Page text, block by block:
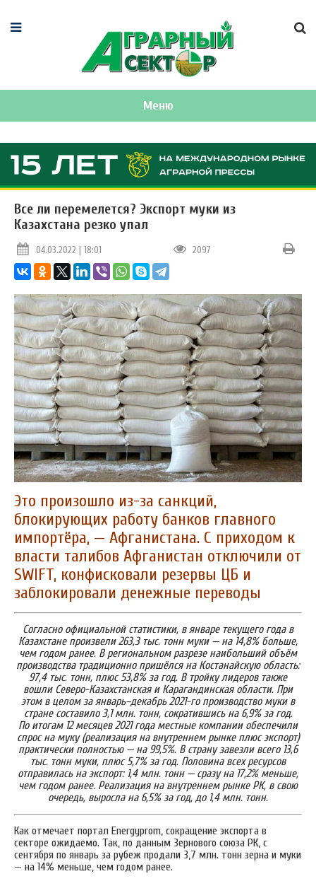
Меню
Все ли перемелется? Экспорт муки из
Казахстана резко упал
04.03.2022 | 18:01 2097
Это произошло из-за санкций,
блокирующих работу банков главного
импортёра, — Афганистана. С приходом к
власти талибов Афганистан отключили от
SWIFT, конфисковали резервы ЦБ и
заблокировали денежные переводы
Согласно официальной статистики, в январе текущего года в
Казахстане произвели 263,3 тыс. тонн муки — на 14,8% больше,
чем годом ранее. В региональном разрезе наибольший объём
производства традиционно пришёлся на Костанайскую область:
97,4 тыс. тонн, плюс 53,8% за год. В тройку лидеров также
вошли Северо-Казахстанская и Карагандинская области. При
этом в целом за январь–декабрь 2021-го производство муки в
стране составило 3,1 млн. тонн, сократившись на 6,9% за год.
По итогам 12 месяцев 2021 года местные компании обеспечили
спрос на муку (реализация на внутреннем рынке плюс экспорт)
практически полностью — на 99,5%. В страну завезли всего 13,6
тыс. тонн муки, плюс 5,7% за год. Половина всех ресурсов
отправилась на экспорт: 1,4 млн. тонн — сразу на 17,2% меньше,
чем годом ранее. Реализация на внутреннем рынке РК, в свою
очередь, выросла на 6,5% за год, до 1,4 млн. тонн.
Как отмечает портал Еnergyprom, сокращение экспорта в
секторе ожидаемо. Так, по данным Зернового союза РК, с
сентября по январь за рубеж продали 3,7 млн. тонн зерна и муки
— на 14% меньше, чем годом ранее.